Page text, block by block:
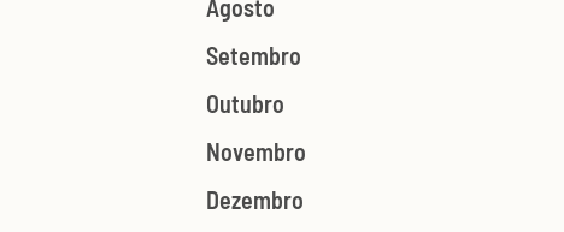
Agosto
Setembro
Outubro
Novembro
Dezembro